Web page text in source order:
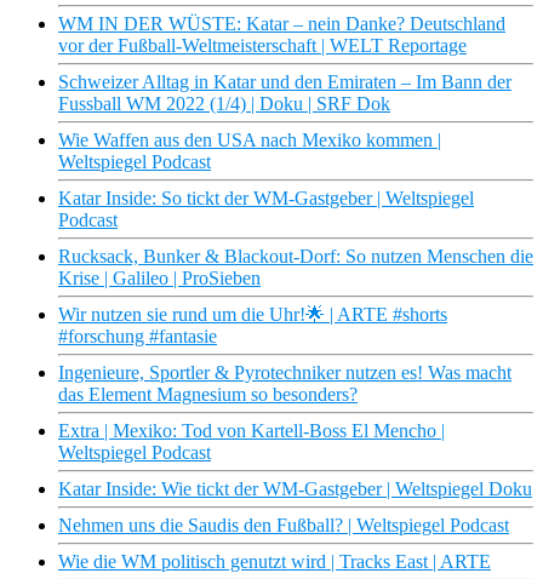
WM IN DER WÜSTE: Katar – nein Danke? Deutschland
vor der Fußball-Weltmeisterschaft | WELT Reportage
Schweizer Alltag in Katar und den Emiraten – Im Bann der
Fussball WM 2022 (1/4) | Doku | SRF Dok
Wie Waffen aus den USA nach Mexiko kommen |
Weltspiegel Podcast
Katar Inside: So tickt der WM-Gastgeber | Weltspiegel
Podcast
Rucksack, Bunker & Blackout-Dorf: So nutzen Menschen die
Krise | Galileo | ProSieben
Wir nutzen sie rund um die Uhr!🌟 | ARTE #shorts
#forschung #fantasie
Ingenieure, Sportler & Pyrotechniker nutzen es! Was macht
das Element Magnesium so besonders?
Extra | Mexiko: Tod von Kartell-Boss El Mencho |
Weltspiegel Podcast
Katar Inside: Wie tickt der WM-Gastgeber | Weltspiegel Doku
Nehmen uns die Saudis den Fußball? | Weltspiegel Podcast
Wie die WM politisch genutzt wird | Tracks East | ARTE